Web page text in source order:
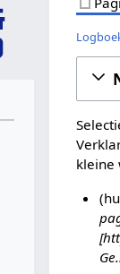
kleine